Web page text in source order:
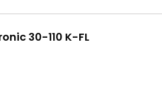
30-110 K-FL